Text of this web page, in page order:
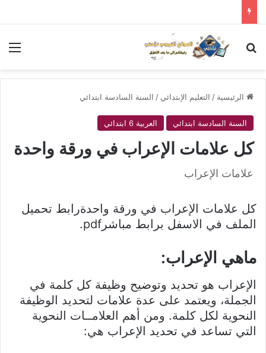
بحث عن
الرئيسية / التعليم الإبتدائي / السنة السادسة ابتدائي
السنة السادسة ابتدائي العربية 6 ابتدائي
كل علامات الإعراب في ورقة واحدة
علامات الإعراب
كل علامات الإعراب في ورقة واحدةرابط تحميل
الملف في الاسفل برابط مباشرpdf.
ماهي الإعراب:
الإعراب هو تحديد وتوضيح وظيفة كل كلمة في
الجملة، ويعتمد على عدة علامات لتحديد الوظيفة
النحوية لكل كلمة. ومن أهم العلامــات النحوية
التي تساعد في تحديد الإعراب هي: